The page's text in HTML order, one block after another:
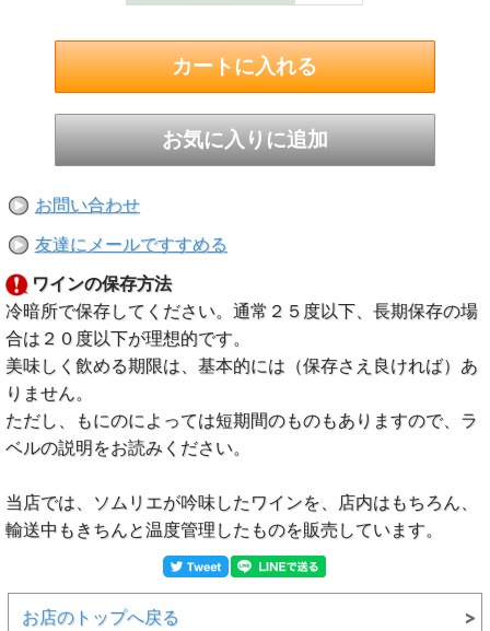
お問い合わせ
友達にメールですすめる
ワインの保存方法
冷暗所で保存してください。通常２５度以下、長期保存の場
合は２０度以下が理想的です。
美味しく飲める期限は、基本的には（保存さえ良ければ）あ
りません。
ただし、もにのによっては短期間のものもありますので、ラ
ベルの説明をお読みください。
当店では、ソムリエが吟味したワインを、店内はもちろん、
輸送中もきちんと温度管理したものを販売しています。
お店のトップへ戻る